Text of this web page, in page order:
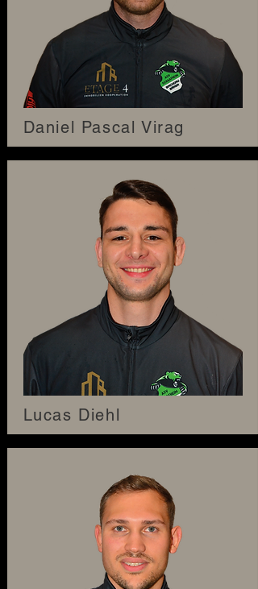
Daniel Pascal Virag
Lucas Diehl